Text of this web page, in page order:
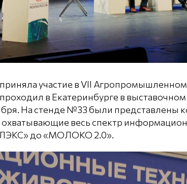
участие в VII
в Екатеринбурге в выставочном
На стенде №33 были представлены
весь спектр
до «МОЛОКО 2.0».